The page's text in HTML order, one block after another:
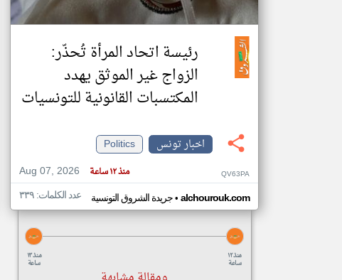
رئيسة اتحاد المرأة تُحذّر:
الزواج غير الموثق يهدد
المكتسبات القانونية للتونسيات
اخبار تونس
Politics
Aug 07, 2026
منذ ١٢ ساعة QV63PA
جريدة الشروق التونسية• alchourouk.com عدد الكلمات: ٣٣٩
منذ ١٣
ساعة
منذ ١٢
ساعة